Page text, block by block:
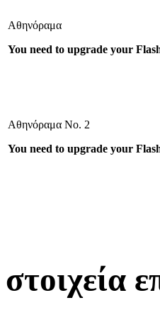
Αθηνόραμα
You need to upgrade your
Αθηνόραμα Νο. 2
You need to upgrade your
στοιχεία